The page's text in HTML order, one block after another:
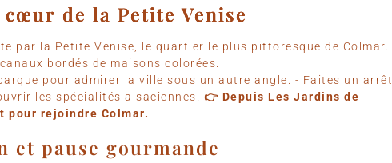
de la Petite Venise
de la Petite Venise
de la Petite Venise
par la Petite Venise, le quartier le plus pittoresque de Colmar.
bordés de maisons colorées.
pour admirer la ville sous un autre angle. - Faites un arrêt
les spécialités alsaciennes. 👉 Depuis Les Jardins de
pour rejoindre Colmar.
et pause gourmande